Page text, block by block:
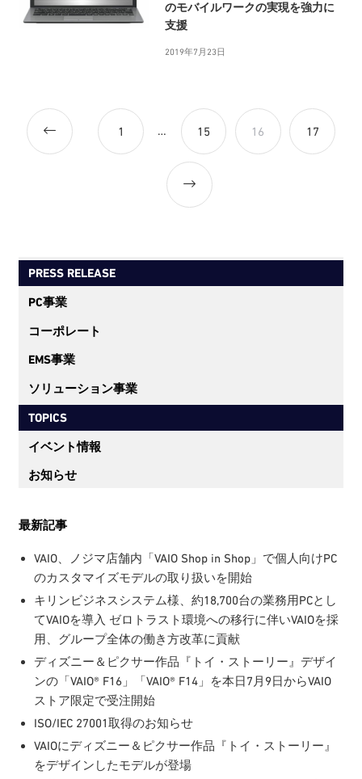
のモバイルワークの実現を強力に
支援
2019年7月23日
投
稿
送
り
Newer 1 … 15 16 17
Older
PRESS RELEASE
PC事業
コーポレート
EMS事業
ソリューション事業
TOPICS
イベント情報
お知らせ
最新記事
VAIO、ノジマ店舗内「VAIO Shop in Shop」で個人向けPC
のカスタマイズモデルの取り扱いを開始
キリンビジネスシステム様、約18,700台の業務用PCとし
てVAIOを導入 ゼロトラスト環境への移行に伴いVAIOを採
用、グループ全体の働き方改革に貢献
ディズニー＆ピクサー作品『トイ・ストーリー』デザイ
ンの「VAIO® F16」「VAIO® F14」を本日7月9日からVAIO
ストア限定で受注開始
ISO/IEC 27001取得のお知らせ
VAIOにディズニー＆ピクサー作品『トイ・ストーリー』
をデザインしたモデルが登場